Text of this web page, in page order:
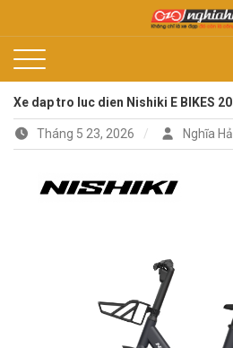
Xe đạp Nhật
Xe dap tro luc dien Nishiki E BIKES
Tháng 5 23, 2026 Nghĩa